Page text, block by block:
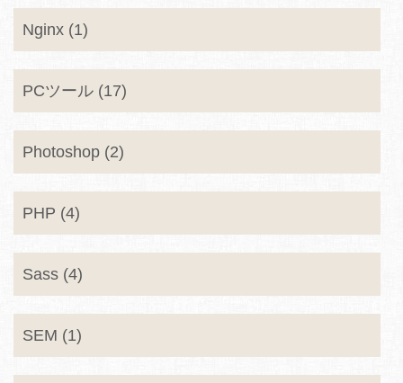
Nginx (1)
PCツール (17)
Photoshop (2)
PHP (4)
Sass (4)
SEM (1)